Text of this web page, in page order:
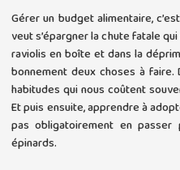
Gérer un budget alimentaire,
veut s’épargner la chute fatale
raviolis en boîte et dans la
bonnement deux choses à faire.
habitudes qui nous coûtent
Et puis ensuite, apprendre à
pas obligatoirement en
épinards.